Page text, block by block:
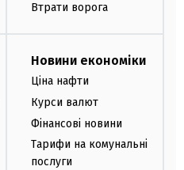
Втрати ворога
Новини економіки
Ціна нафти
Курси валют
Фінансові новини
Тарифи на комунальні
послуги